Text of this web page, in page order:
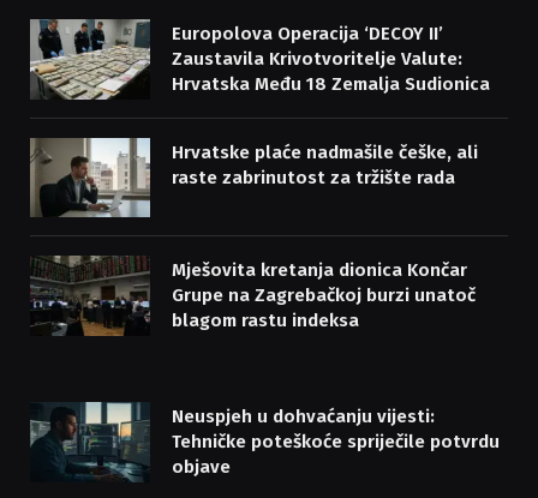
Europolova Operacija ‘DECOY II’
Zaustavila Krivotvoritelje Valute:
Hrvatska Među 18 Zemalja Sudionica
Hrvatske plaće nadmašile češke, ali
raste zabrinutost za tržište rada
Mješovita kretanja dionica Končar
Grupe na Zagrebačkoj burzi unatoč
blagom rastu indeksa
Neuspjeh u dohvaćanju vijesti:
Tehničke poteškoće spriječile potvrdu
objave